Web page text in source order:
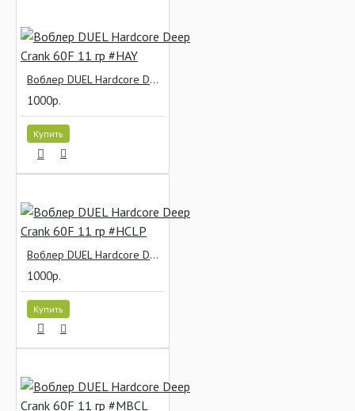
Воблер DUEL Hardcore Deep Crank 60F 11 гр #HAY
1000р.
Купить
Воблер DUEL Hardcore Deep Crank 60F 11 гр #HCLP
1000р.
Купить